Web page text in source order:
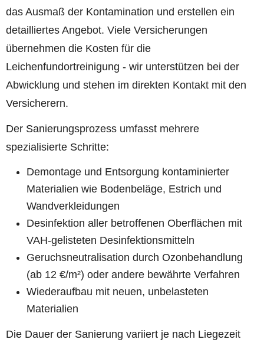
das Ausmaß der Kontamination und erstellen ein
detailliertes Angebot. Viele Versicherungen
übernehmen die Kosten für die
Leichenfundortreinigung - wir unterstützen bei der
Abwicklung und stehen im direkten Kontakt mit den
Versicherern.
Der Sanierungsprozess umfasst mehrere
spezialisierte Schritte:
Demontage und Entsorgung kontaminierter
Materialien wie Bodenbeläge, Estrich und
Wandverkleidungen
Desinfektion aller betroffenen Oberflächen mit
VAH-gelisteten Desinfektionsmitteln
Geruchsneutralisation durch Ozonbehandlung
(ab 12 €/m²) oder andere bewährte Verfahren
Wiederaufbau mit neuen, unbelasteten
Materialien
Die Dauer der Sanierung variiert je nach Liegezeit